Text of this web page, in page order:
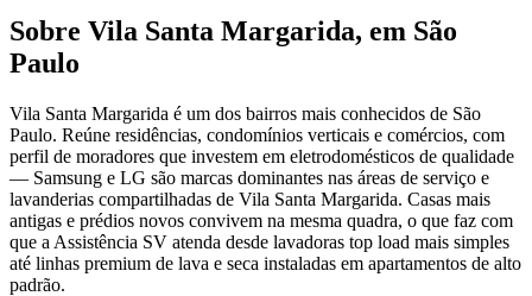
Sobre Vila Santa Margarida, em São
Paulo
Vila Santa Margarida é um dos bairros mais conhecidos de São
Paulo. Reúne residências, condomínios verticais e comércios, com
perfil de moradores que investem em eletrodomésticos de qualidade
— Samsung e LG são marcas dominantes nas áreas de serviço e
lavanderias compartilhadas de Vila Santa Margarida. Casas mais
antigas e prédios novos convivem na mesma quadra, o que faz com
que a Assistência SV atenda desde lavadoras top load mais simples
até linhas premium de lava e seca instaladas em apartamentos de alto
padrão.